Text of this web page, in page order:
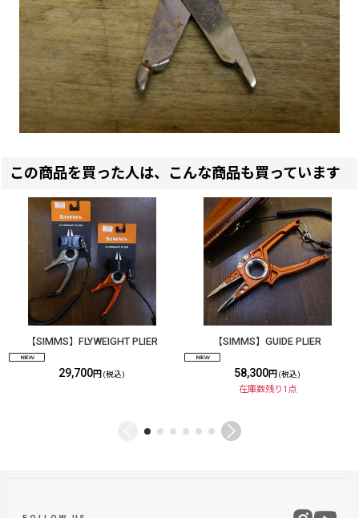
この商品を買った人は、こんな商品も買っています
【SIMMS】FLYWEIGHT PLIER
29,700円 (税込)
【SIMMS】GUIDE PLIER
58,300円 (税込)
在庫数残り1点